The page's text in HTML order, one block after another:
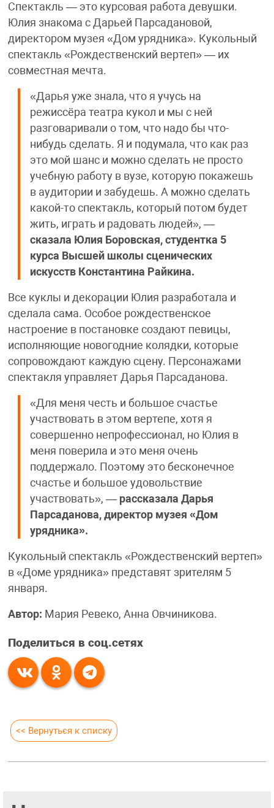
Спектакль — это курсовая работа девушки.
Юлия знакома с Дарьей Парсадановой,
директором музея «Дом урядника». Кукольный
спектакль «Рождественский вертеп» — их
совместная мечта.
«Дарья уже знала, что я учусь на
режиссёра театра кукол и мы с ней
разговаривали о том, что надо бы что-
нибудь сделать. Я и подумала, что как раз
это мой шанс и можно сделать не просто
учебную работу в вузе, которую покажешь
в аудитории и забудешь. А можно сделать
какой-то спектакль, который потом будет
жить, играть и радовать людей», —
сказала Юлия Боровская, студентка 5
курса Высшей школы сценических
искусств Константина Райкина.
Все куклы и декорации Юлия разработала и
сделала сама. Особое рождественское
настроение в постановке создают певицы,
исполняющие новогодние колядки, которые
сопровождают каждую сцену. Персонажами
спектакля управляет Дарья Парсаданова.
«Для меня честь и большое счастье
участвовать в этом вертепе, хотя я
совершенно непрофессионал, но Юлия в
меня поверила и это меня очень
поддержало. Поэтому это бесконечное
счастье и большое удовольствие
участвовать», — рассказала Дарья
Парсаданова, директор музея «Дом
урядника».
Кукольный спектакль «Рождественский вертеп»
в «Доме урядника» представят зрителям 5
января.
Автор: Мария Ревеко, Анна Овчиникова.
Поделиться в соц.сетях
<< Вернуться к списку